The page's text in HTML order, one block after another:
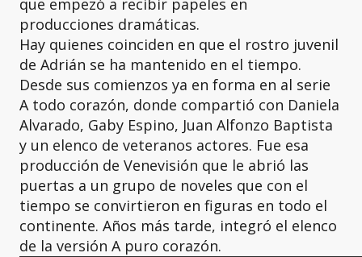
que empezó a recibir papeles en
producciones dramáticas.
Hay quienes coinciden en que el rostro juvenil
de Adrián se ha mantenido en el tiempo.
Desde sus comienzos ya en forma en al serie
A todo corazón, donde compartió con Daniela
Alvarado, Gaby Espino, Juan Alfonzo Baptista
y un elenco de veteranos actores. Fue esa
producción de Venevisión que le abrió las
puertas a un grupo de noveles que con el
tiempo se convirtieron en figuras en todo el
continente. Años más tarde, integró el elenco
de la versión A puro corazón.